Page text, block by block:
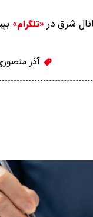
شرق در «تلگرام»
آذر